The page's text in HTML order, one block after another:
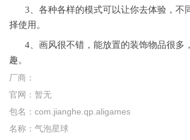
3、各种各样的模式可以让你去体验，不
择使用。
4、画风很不错，能放置的装饰物品很多
趣。
厂商：
官网： 暂无
包名： com.jianghe.qp.aligames
名称： 气泡星球